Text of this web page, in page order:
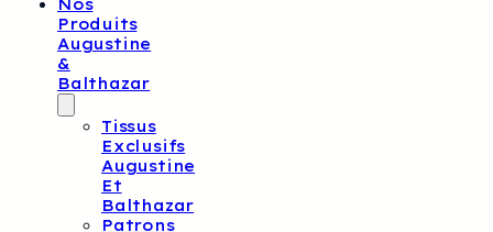
Nos
Produits
Augustine
&
Balthazar
Tissus
Exclusifs
Augustine
Et
Balthazar
Patrons